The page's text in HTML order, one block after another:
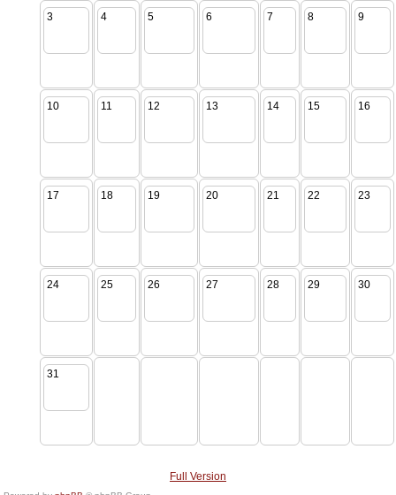
3 4 5 6 7 8 9
10 11 12 13 14 15 16
17 18 19 20 21 22 23
24 25 26 27 28 29 30
31
Full Version